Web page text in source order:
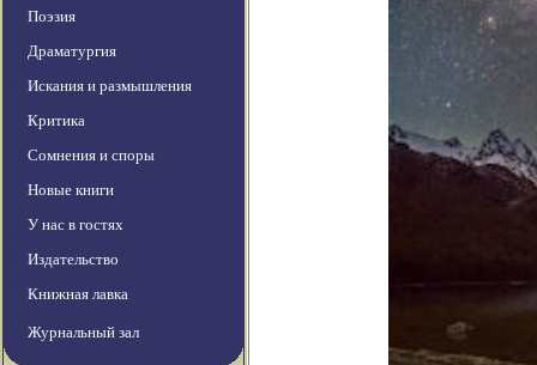
Поэзия
Драматургия
Искания и размышления
Критика
Сомнения и споры
Новые книги
У нас в гостях
Издательство
Книжная лавка
Журнальный зал